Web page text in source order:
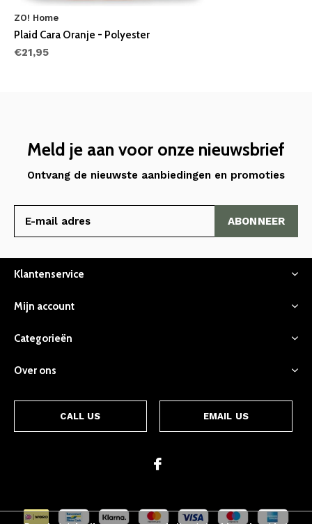
ZO! Home
Plaid Cara Oranje - Polyester
€21,95
Meld je aan voor onze nieuwsbrief
Ontvang de nieuwste aanbiedingen en promoties
ABONNEER
Klantenservice
Mijn account
Categorieën
Over ons
CALL US EMAIL US